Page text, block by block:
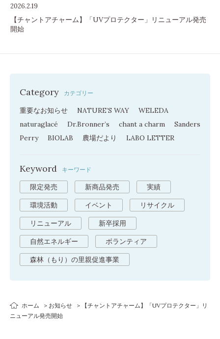
2026.2.19
【チャントアチャーム】「UVプロテクター」リニューアル発売
開始
Category カテゴリー
重要なお知らせ NATURE’S WAY
WELEDA
naturaglacé
Dr.Bronner’s chant a charm
Sanders
Perry
BIOLAB 農場だより LABO LETTER
Keyword キーワード
限定発売 新商品発売 実績
環境活動 イベント リサイクル
リニューアル 新卒採用
自然エネルギー ボランティア
森林（もり）の里親促進事業
ホーム お知らせ
【チャントアチャーム】「UVプロテクター」リ
ニューアル発売開始